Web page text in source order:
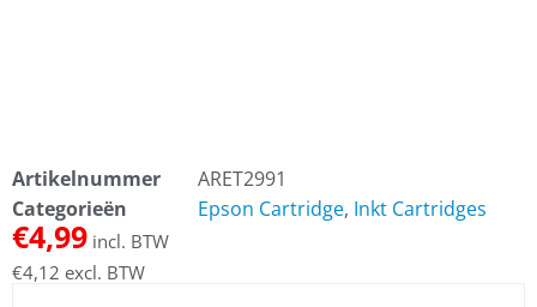
Artikelnummer
ARET2991
Categorieën
Epson Cartridge, Inkt Cartridges
€4,99 incl. BTW
€4,12 excl. BTW